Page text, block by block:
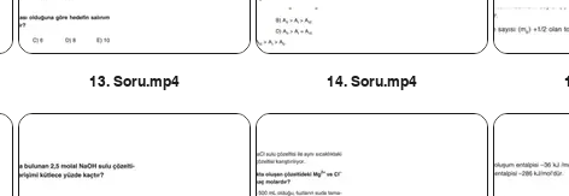
13. Soru.mp4 14. Soru.mp4